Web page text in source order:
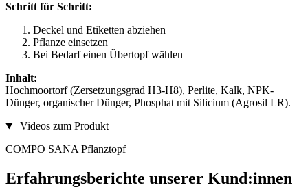
Schritt für Schritt:
Deckel und Etiketten abziehen
Pflanze einsetzen
Bei Bedarf einen Übertopf wählen
Inhalt:
Hochmoortorf (Zersetzungsgrad H3-H8), Perlite, Kalk, NPK-
Dünger, organischer Dünger, Phosphat mit Silicium (Agrosil LR).
Videos zum Produkt
COMPO SANA Pflanztopf
Erfahrungsberichte unserer Kund:innen